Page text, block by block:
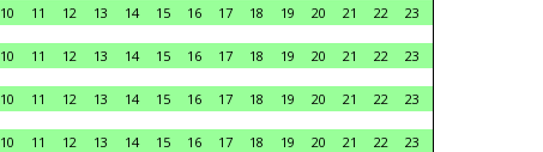
10 11 12 13 14 15 16 17 18 19 20 21 22
23
10 11 12 13 14 15 16 17 18 19 20 21 22
23
10 11 12 13 14 15 16 17 18 19 20 21 22
23
10 11 12 13 14 15 16 17 18 19 20 21 22
23